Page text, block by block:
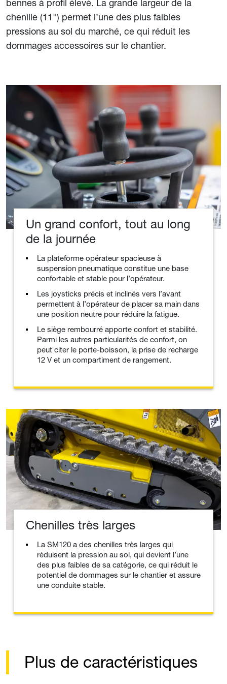
bennes à profil élevé. La grande largeur de la
chenille (11") permet l’une des plus faibles
pressions au sol du marché, ce qui réduit les
dommages accessoires sur le chantier.
Un grand confort, tout au long
de la journée
La plateforme opérateur spacieuse à
suspension pneumatique constitue une base
confortable et stable pour l’opérateur.
Les joysticks précis et inclinés vers l’avant
permettent à l’opérateur de placer sa main dans
une position neutre pour réduire la fatigue.
Le siège rembourré apporte confort et stabilité.
Parmi les autres particularités de confort, on
peut citer le porte-boisson, la prise de recharge
12 V et un compartiment de rangement.
Chenilles très larges
La SM120 a des chenilles très larges qui
réduisent la pression au sol, qui devient l’une
des plus faibles de sa catégorie, ce qui réduit le
potentiel de dommages sur le chantier et assure
une conduite stable.
Plus de caractéristiques